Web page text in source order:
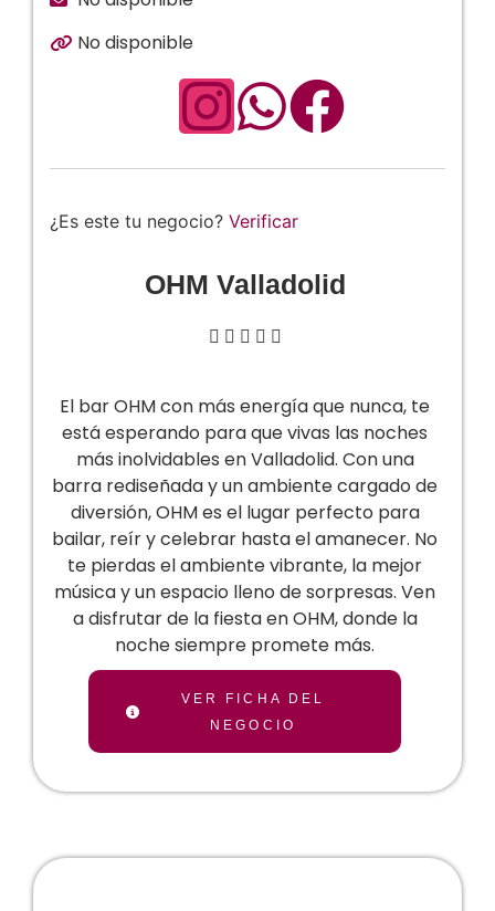
No disponible
¿Es este tu negocio? Verificar
OHM Valladolid
    
El bar OHM con más energía que nunca, te
está esperando para que vivas las noches
más inolvidables en Valladolid. Con una
barra rediseñada y un ambiente cargado de
diversión, OHM es el lugar perfecto para
bailar, reír y celebrar hasta el amanecer. No
te pierdas el ambiente vibrante, la mejor
música y un espacio lleno de sorpresas. Ven
a disfrutar de la fiesta en OHM, donde la
noche siempre promete más.
VER FICHA DEL
NEGOCIO